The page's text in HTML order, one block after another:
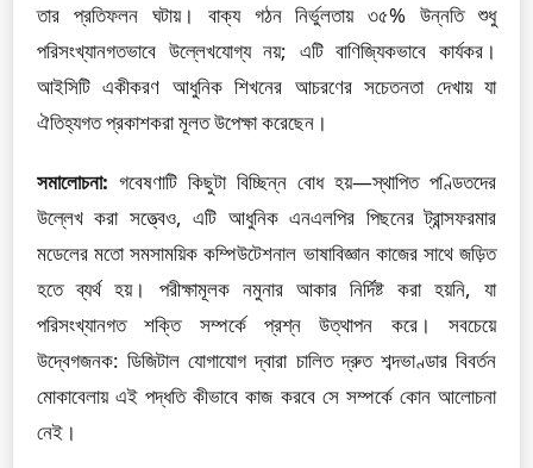
তার প্রতিফলন ঘটায়। বাক্য গঠন নির্ভুলতায় ৩৫% উন্নতি শুধু
পরিসংখ্যানগতভাবে উল্লেখযোগ্য নয়; এটি বাণিজ্যিকভাবে কার্যকর।
আইসিটি একীকরণ আধুনিক শিখনের আচরণের সচেতনতা দেখায় যা
ঐতিহ্যগত প্রকাশকরা মূলত উপেক্ষা করেছেন।
সমালোচনা: গবেষণাটি কিছুটা বিচ্ছিন্ন বোধ হয়—স্থাপিত পণ্ডিতদের
উল্লেখ করা সত্ত্বেও, এটি আধুনিক এনএলপির পিছনের ট্রান্সফরমার
মডেলের মতো সমসাময়িক কম্পিউটেশনাল ভাষাবিজ্ঞান কাজের সাথে জড়িত
হতে ব্যর্থ হয়। পরীক্ষামূলক নমুনার আকার নির্দিষ্ট করা হয়নি, যা
পরিসংখ্যানগত শক্তি সম্পর্কে প্রশ্ন উত্থাপন করে। সবচেয়ে
উদ্বেগজনক: ডিজিটাল যোগাযোগ দ্বারা চালিত দ্রুত শব্দভাণ্ডার বিবর্তন
মোকাবেলায় এই পদ্ধতি কীভাবে কাজ করবে সে সম্পর্কে কোন আলোচনা
নেই।